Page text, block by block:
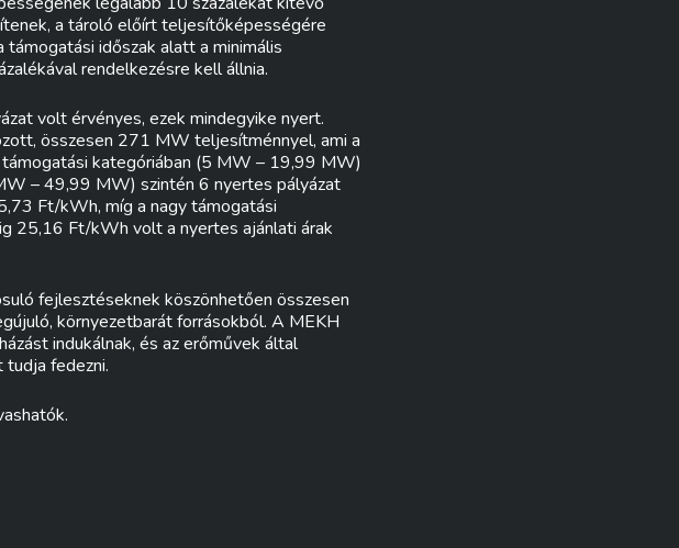
a tároló előírt teljesítőképességére
időszak alatt a minimális
rendelkezésre kell állnia.
volt érvényes, ezek mindegyike nyert.
összesen 271 MW teljesítménnyel, ami a
kategóriában (5 MW – 19,99 MW)
– 49,99 MW) szintén 6 nyertes pályázat
Ft/kWh, míg a nagy támogatási
25,16 Ft/kWh volt a nyertes ajánlati árak
fejlesztéseknek köszönhetően összesen
környezetbarát forrásokból. A MEKH
indukálnak, és az erőművek által
fedezni.